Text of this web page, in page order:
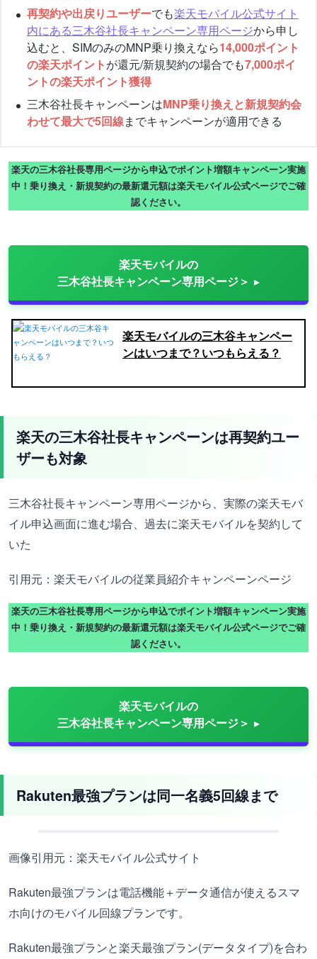
再契約や出戻りユーザーでも楽天モバイル公式サイト
内にある三木谷社長キャンペーン専用ページから申し
込むと、SIMのみのMNP乗り換えなら14,000ポイント
の楽天ポイントが還元/新規契約の場合でも7,000ポイ
ントの楽天ポイント獲得
三木谷社長キャンペーンはMNP乗り換えと新規契約会
わせて最大で5回線までキャンペーンが適用できる
楽天の三木谷社長専用ページから申込でポイント増額キャンペーン実施
中！乗り換え・新規契約の最新還元額は楽天モバイル公式ページでご確
認ください。
楽天モバイルの
三木谷社長キャンペーン専用ページ＞
楽天モバイルの三木谷キャンペー
ンはいつまで？いつもらえる？
楽天の三木谷社長キャンペーンは再契約ユー
ザーも対象
三木谷社長キャンペーン専用ページから、実際の楽天モバ
イル申込画面に進む場合、過去に楽天モバイルを契約して
いた
引用元：楽天モバイルの従業員紹介キャンペーンページ
楽天の三木谷社長専用ページから申込でポイント増額キャンペーン実施
中！乗り換え・新規契約の最新還元額は楽天モバイル公式ページでご確
認ください。
楽天モバイルの
三木谷社長キャンペーン専用ページ＞
Rakuten最強プランは同一名義5回線まで
画像引用元：楽天モバイル公式サイト
Rakuten最強プランは電話機能＋データ通信が使えるスマ
ホ向けのモバイル回線プランです。
Rakuten最強プランと楽天最強プラン(データタイプ)を合わ